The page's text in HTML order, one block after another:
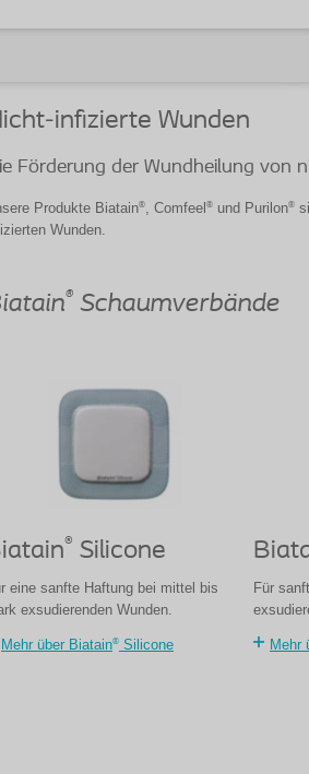
infizierte Wunden
Förderung der Wundheilung von
Produkte Biatain®, Comfeel ® und Purilon®
Wunden.
® Schaumverbände
® Silicone
eine sanfte Haftung bei mittel bis
exsudierenden Wunden.
Mehr über Biatain® Silicone
Für
Mehr